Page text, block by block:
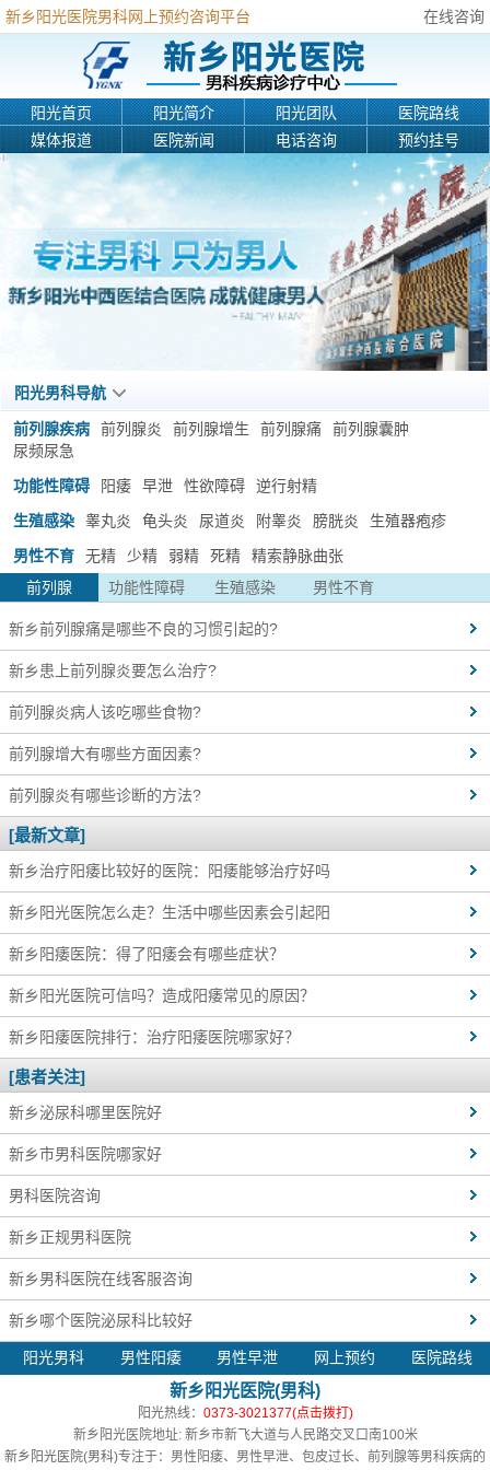
在线咨询
新乡阳光医院男科网上预约咨询平台
阳光首页 阳光简介 阳光团队
医院路线
媒体报道
医院新闻 电话咨询 预约挂号
阳光男科导航
前列腺疾病 前列腺炎 前列腺增生 前列腺痛
前列腺囊肿
尿频尿急
功能性障碍
阳痿 早泄 性欲障碍
逆行射精
生殖感染
睾丸炎 龟头炎 尿道炎 附睾炎 膀胱炎
生殖器疱疹
男性不育
无精 少精 弱精 死精
精索静脉曲张
前列腺
功能性障碍 生殖感染 男性不育
新乡前列腺痛是哪些不良的习惯引起的?
新乡患上前列腺炎要怎么治疗?
前列腺炎病人该吃哪些食物?
前列腺增大有哪些方面因素?
前列腺炎有哪些诊断的方法?
[最新文章]
新乡治疗阳痿比较好的医院：阳痿能够治疗好吗
新乡阳光医院怎么走？生活中哪些因素会引起阳
新乡阳痿医院：得了阳痿会有哪些症状？
新乡阳光医院可信吗？造成阳痿常见的原因？
新乡阳痿医院排行：治疗阳痿医院哪家好？
[患者关注]
新乡泌尿科哪里医院好
新乡市男科医院哪家好
男科医院咨询
新乡正规男科医院
新乡男科医院在线客服咨询
新乡哪个医院泌尿科比较好
阳光男科 男性阳痿 男性早泄 网上预约 医院路线
新乡阳光医院(男科)
阳光热线： 0373-3021377(点击拨打)
新乡阳光医院地址: 新乡市新飞大道与人民路交叉口南100米
新乡阳光医院(男科)专注于：男性阳痿、男性早泄、包皮过长、前列腺等男科疾病的